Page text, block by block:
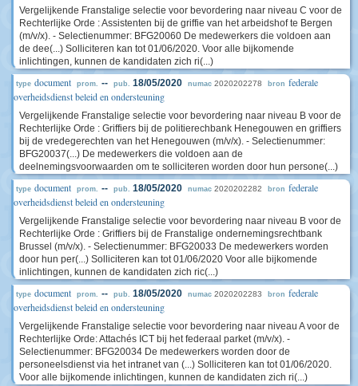
Vergelijkende Franstalige selectie voor bevordering naar niveau C voor de
Rechterlijke Orde : Assistenten bij de griffie van het arbeidshof te Bergen
(m/v/x). - Selectienummer: BFG20060 De medewerkers die voldoen aan
de dee(...) Solliciteren kan tot 01/06/2020. Voor alle bijkomende
inlichtingen, kunnen de kandidaten zich ri(...)
type document prom. -- pub. 18/05/2020 numac 2020202278 bron federale
overheidsdienst beleid en ondersteuning
Vergelijkende Franstalige selectie voor bevordering naar niveau B voor de
Rechterlijke Orde : Griffiers bij de politierechbank Henegouwen en griffiers
bij de vredegerechten van het Henegouwen (m/v/x). - Selectienummer:
BFG20037(...) De medewerkers die voldoen aan de
deelnemingsvoorwaarden om te solliciteren worden door hun persone(...)
type document prom. -- pub. 18/05/2020 numac 2020202282 bron federale
overheidsdienst beleid en ondersteuning
Vergelijkende Franstalige selectie voor bevordering naar niveau B voor de
Rechterlijke Orde : Griffiers bij de Franstalige ondernemingsrechtbank
Brussel (m/v/x). - Selectienummer: BFG20033 De medewerkers worden
door hun per(...) Solliciteren kan tot 01/06/2020 Voor alle bijkomende
inlichtingen, kunnen de kandidaten zich ric(...)
type document prom. -- pub. 18/05/2020 numac 2020202283 bron federale
overheidsdienst beleid en ondersteuning
Vergelijkende Franstalige selectie voor bevordering naar niveau A voor de
Rechterlijke Orde: Attachés ICT bij het federaal parket (m/v/x). -
Selectienummer: BFG20034 De medewerkers worden door de
personeelsdienst via het intranet van (...) Solliciteren kan tot 01/06/2020.
Voor alle bijkomende inlichtingen, kunnen de kandidaten zich ri(...)